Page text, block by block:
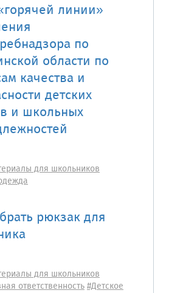
линии»
по
области по
качества и
детских
и школьных
для школьников
рюкзак для
для школьников
ответственность#Детское